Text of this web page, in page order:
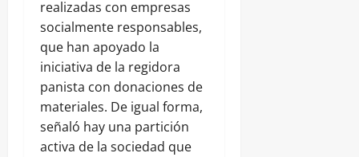
realizadas con empresas
socialmente responsables,
que han apoyado la
iniciativa de la regidora
panista con donaciones de
materiales. De igual forma,
señaló hay una partición
activa de la sociedad que